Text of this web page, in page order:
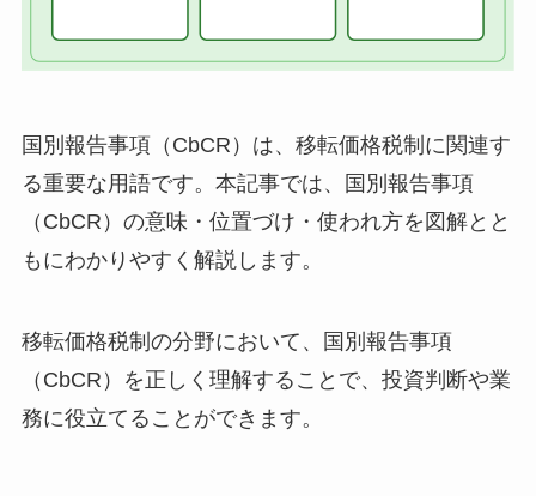
国別報告事項（CbCR）は、移転価格税制に関連す
る重要な用語です。本記事では、国別報告事項
（CbCR）の意味・位置づけ・使われ方を図解とと
もにわかりやすく解説します。
移転価格税制の分野において、国別報告事項
（CbCR）を正しく理解することで、投資判断や業
務に役立てることができます。